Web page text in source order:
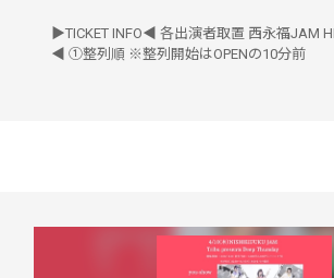
▶︎TICKET INFO◀︎ 各出演者取置 西永福JAM
◀︎ ①整列順 ※整列開始はOPENの10分前